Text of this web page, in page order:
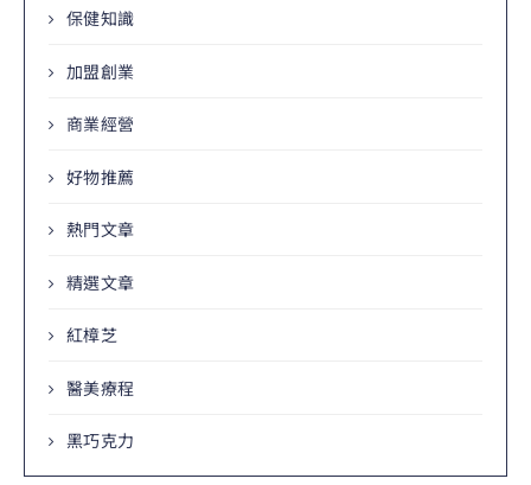
保健知識
加盟創業
商業經營
好物推薦
熱門文章
精選文章
紅樟芝
醫美療程
黑巧克力